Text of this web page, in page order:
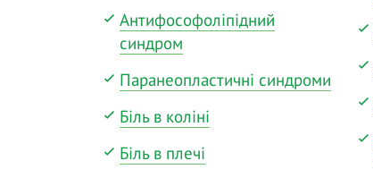
Антифософоліпідний
синдром
Паранеопластичні синдроми
Біль в коліні
Біль в плечі